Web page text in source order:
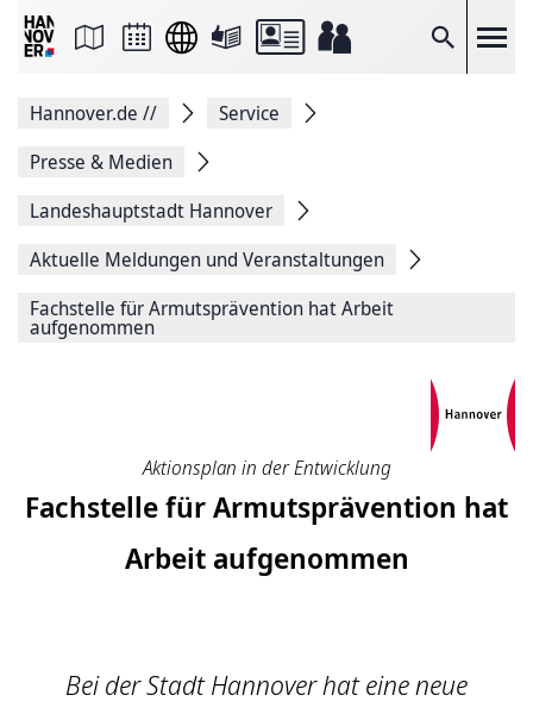
Suche
Seite
Facebook
teilen
Seitenlink
Seite
Hannover.de //
Service
Presse & Medien
Landeshauptstadt Hannover
Aktuelle Meldungen und Veranstaltungen
Fachstelle für Armutsprävention hat Arbeit
aufgenommen
Aktionsplan in der Entwicklung
Fachstelle für Armutsprävention hat
Arbeit aufgenommen
Bei der Stadt Hannover hat eine neue